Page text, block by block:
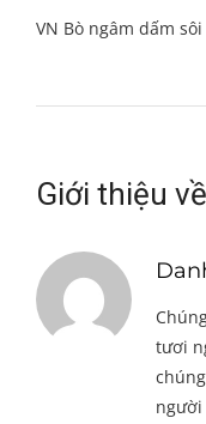
VN Bò ngâm dấm
Giới thiệu
tươi